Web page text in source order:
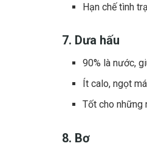
Hạn chế tình
7. Dưa hấu
90% là nước,
Ít calo, ngọt
Tốt cho những
8. Bơ